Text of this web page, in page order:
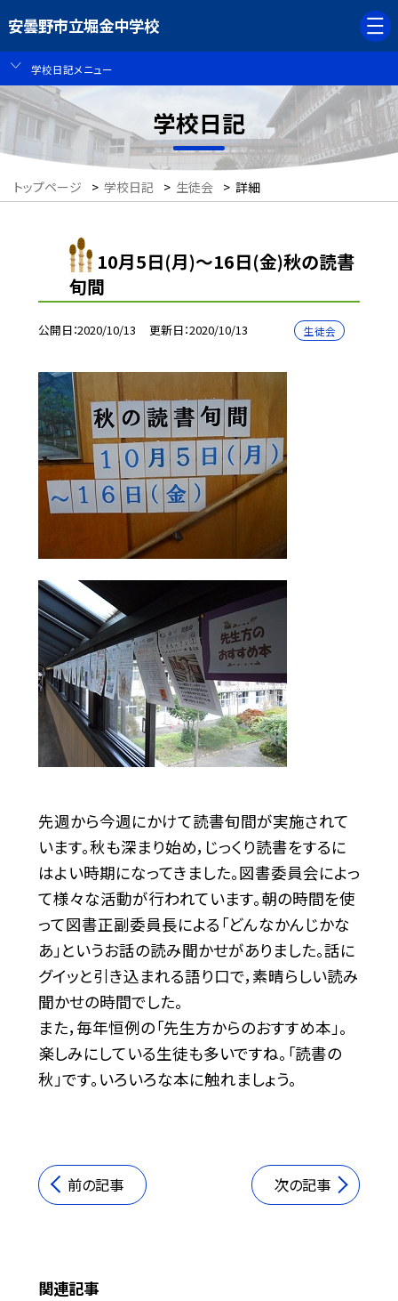
安曇野市立堀金中学校
学校日記メニュー
学校日記
トップページ > 学校日記 > 生徒会 > 詳細
10月5日(月)〜16日(金)秋の読書
旬間
公開日 2020/10/13 更新日 2020/10/13 生徒会
先週から今週にかけて読書旬間が実施されて
います。秋も深まり始め，じっくり読書をするに
はよい時期になってきました。図書委員会によっ
て様々な活動が行われています。朝の時間を使
って図書正副委員長による「どんなかんじかな
あ」というお話の読み聞かせがありました。話に
グイッと引き込まれる語り口で，素晴らしい読み
聞かせの時間でした。
また，毎年恒例の「先生方からのおすすめ本」。
楽しみにしている生徒も多いですね。「読書の
秋」です。いろいろな本に触れましょう。
前の記事 次の記事
関連記事